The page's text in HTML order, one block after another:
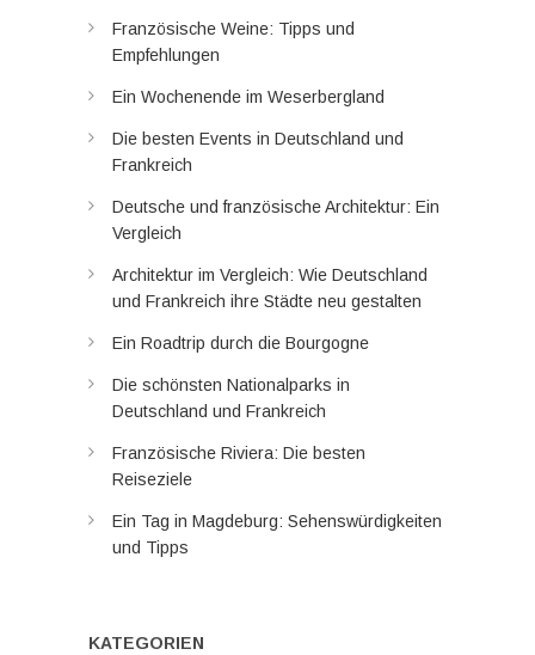
Französische Weine: Tipps und
Empfehlungen
Ein Wochenende im Weserbergland
Die besten Events in Deutschland und
Frankreich
Deutsche und französische Architektur: Ein
Vergleich
Architektur im Vergleich: Wie Deutschland
und Frankreich ihre Städte neu gestalten
Ein Roadtrip durch die Bourgogne
Die schönsten Nationalparks in
Deutschland und Frankreich
Französische Riviera: Die besten
Reiseziele
Ein Tag in Magdeburg: Sehenswürdigkeiten
und Tipps
KATEGORIEN